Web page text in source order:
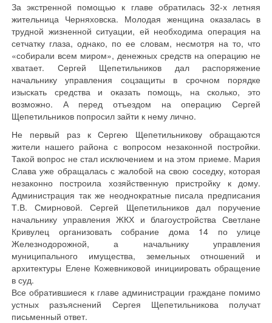
За экстренной помощью к главе обратилась 32-х летняя
жительница Черняховска. Молодая женщина оказалась в
трудной жизненной ситуации, ей необходима операция на
сетчатку глаза, однако, по ее словам, несмотря на то, что
«собирали всем миром», денежных средств на операцию не
хватает. Сергей Щепетильников дал распоряжение
начальнику управления соцзащиты в срочном порядке
изыскать средства и оказать помощь, на сколько, это
возможно. А перед отъездом на операцию Сергей
Щепетильников попросил зайти к нему лично.
Не первый раз к Сергею Щепетильникову обращаются
жители нашего района с вопросом незаконной постройки.
Такой вопрос не стал исключением и на этом приеме. Мария
Слава уже обращалась с жалобой на свою соседку, которая
незаконно построила хозяйственную пристройку к дому.
Администрация так же неоднократные писала предписания
Т.В. Смирновой. Сергей Щепетильников дал поручение
начальнику управления ЖКХ и благоустройства Светлане
Кривулец организовать собрание дома 14 по улице
Железнодорожной, а начальнику управления
муниципального имущества, земельных отношений и
архитектуры Елене Кожевниковой инициировать обращение
в суд.
Все обратившиеся к главе администрации граждане помимо
устных разъяснений Сергея Щепетильникова получат
письменный ответ.